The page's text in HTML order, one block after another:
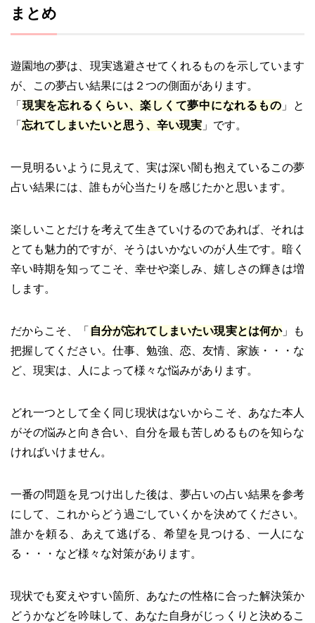
まとめ
遊園地の夢は、現実逃避させてくれるものを示しています
が、この夢占い結果には２つの側面があります。
「 現実を忘れるくらい、楽しくて夢中になれるもの 」と
「 忘れてしまいたいと思う、辛い現実 」です。
一見明るいように見えて、実は深い闇も抱えているこの夢
占い結果には、誰もが心当たりを感じたかと思います。
楽しいことだけを考えて生きていけるのであれば、それは
とても魅力的ですが、そうはいかないのが人生です。暗く
辛い時期を知ってこそ、幸せや楽しみ、嬉しさの輝きは増
します。
だからこそ、「 自分が忘れてしまいたい現実とは何か」も
把握してください。仕事、勉強、恋、友情、家族・・・な
ど、現実は、人によって様々な悩みがあります。
どれ一つとして全く同じ現状はないからこそ、あなた本人
がその悩みと向き合い、自分を最も苦しめるものを知らな
ければいけません。
一番の問題を見つけ出した後は、夢占いの占い結果を参考
にして、これからどう過ごしていくかを決めてください。
誰かを頼る、あえて逃げる、希望を見つける、一人にな
る・・・など様々な対策があります。
現状でも変えやすい箇所、あなたの性格に合った解決策か
どうかなどを吟味して、あなた自身がじっくりと決めるこ